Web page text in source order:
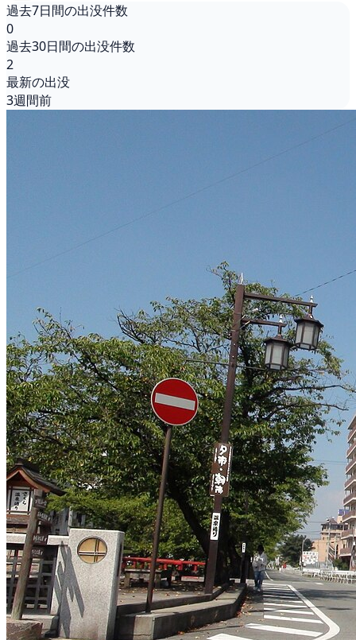
過去7日間の出没件数
0
過去30日間の出没件数
2
最新の出没
3週間前